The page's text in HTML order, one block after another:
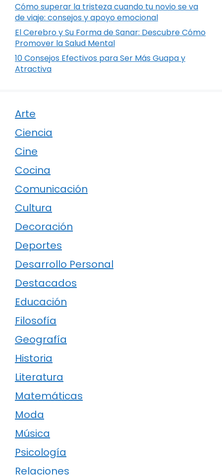
Cómo superar la tristeza cuando tu novio se va
de viaje: consejos y apoyo emocional
El Cerebro y Su Forma de Sanar: Descubre Cómo
Promover la Salud Mental
10 Consejos Efectivos para Ser Más Guapa y
Atractiva
Arte
Ciencia
Cine
Cocina
Comunicación
Cultura
Decoración
Deportes
Desarrollo Personal
Destacados
Educación
Filosofía
Geografía
Historia
Literatura
Matemáticas
Moda
Música
Psicología
Relaciones